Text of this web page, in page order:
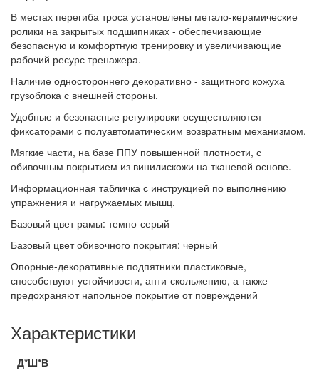
В местах перегиба троса установлены метало-керамические
ролики на закрытых подшипниках - обеспечивающие
безопасную и комфортную тренировку и увеличивающие
рабочий ресурс тренажера.
Наличие одностороннего декоративно - защитного кожуха
грузоблока с внешней стороны.
Удобные и безопасные регулировки осуществляются
фиксаторами с полуавтоматическим возвратным механизмом.
Мягкие части, на базе ППУ повышенной плотности, с
обивочным покрытием из винилискожи на тканевой основе.
Информационная табличка с инструкцией по выполнению
упражнения и нагружаемых мышц.
Базовый цвет рамы: темно-серый
Базовый цвет обивочного покрытия: черный
Опорные-декоративные подпятники пластиковые,
способствуют устойчивости, анти-скольжению, а также
предохраняют напольное покрытие от повреждений
Характеристики
Д*Ш*В